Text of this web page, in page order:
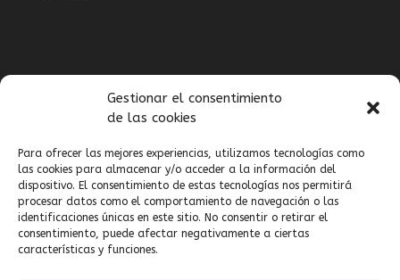
Gestionar el consentimiento
de las cookies
Para ofrecer las mejores experiencias, utilizamos tecnologías como
las cookies para almacenar y/o acceder a la información del
dispositivo. El consentimiento de estas tecnologías nos permitirá
procesar datos como el comportamiento de navegación o las
identificaciones únicas en este sitio. No consentir o retirar el
consentimiento, puede afectar negativamente a ciertas
características y funciones.
LATEST TWEETS
Follow@Bioeder_Tech.